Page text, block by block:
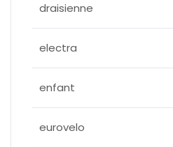
draisienne
electra
enfant
eurovelo